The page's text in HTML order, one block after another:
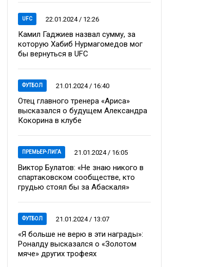
UFC 22.01.2024 / 12:26
Камил Гаджиев назвал сумму, за
которую Хабиб Нурмагомедов мог
бы вернуться в UFC
ФУТБОЛ 21.01.2024 / 16:40
Отец главного тренера «Ариса»
высказался о будущем Александра
Кокорина в клубе
ПРЕМЬЕР-ЛИГА 21.01.2024 / 16:05
Виктор Булатов: «Не знаю никого в
спартаковском сообществе, кто
грудью стоял бы за Абаскаля»
ФУТБОЛ 21.01.2024 / 13:07
«Я больше не верю в эти награды»:
Роналду высказался о «Золотом
мяче» других трофеях